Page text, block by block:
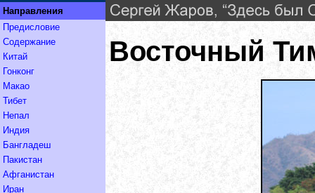
Направления
Предисловие
Содержание
Китай
Гонконг
Макао
Тибет
Непал
Индия
Бангладеш
Пакистан
Афганистан
Иран
Восточный